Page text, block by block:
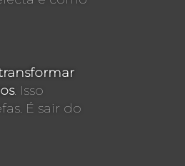
. Isso
É sair do